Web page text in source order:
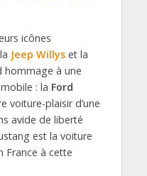
icônes
Jeep Willyset la
hommage à une
: la Ford
voiture-plaisir d’une
avide de liberté
est la voiture
France à cette